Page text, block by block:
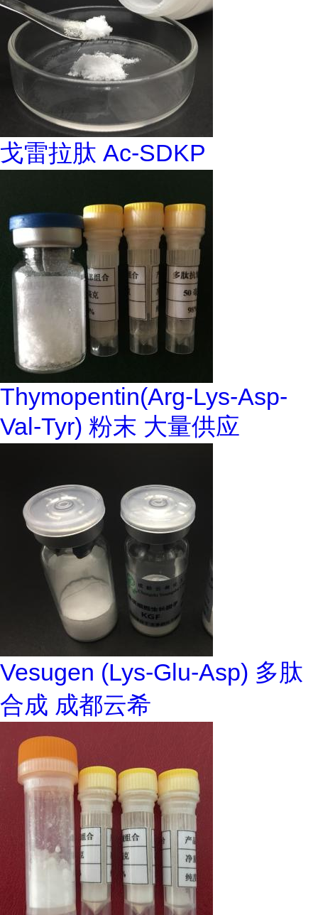
戈雷拉肽 Ac-SDKP
Thymopentin(Arg-Lys-Asp-
Val-Tyr) 粉末 大量供应
Vesugen (Lys-Glu-Asp) 多肽
合成 成都云希